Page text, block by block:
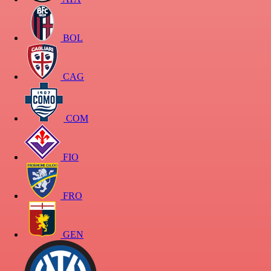
BOL
CAG
COM
FIO
FRO
GEN